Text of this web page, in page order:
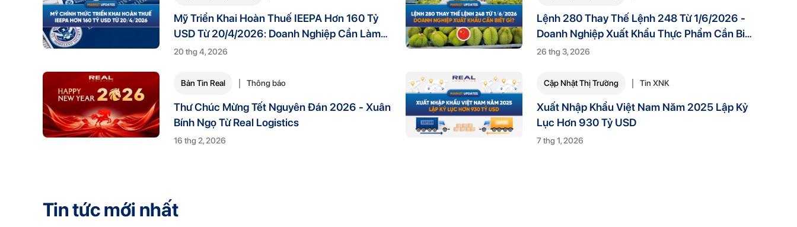
Mỹ Triển Khai Hoàn Thuế IEEPA Hơn 160 Tỷ
USD Từ 20/4/2026: Doanh Nghiệp Cần Làm
Gì?
20 thg 4, 2026
Lệnh 280 Thay Thế Lệnh 248 Từ 1/6/2026 -
Doanh Nghiệp Xuất Khẩu Thực Phẩm Cần Biết
Gì?
26 thg 3, 2026
Bản Tin Real Thông báo
Thư Chúc Mừng Tết Nguyên Đán 2026 - Xuân
Bính Ngọ Từ Real Logistics
16 thg 2, 2026
Cập Nhật Thị Trường Tin XNK
Xuất Nhập Khẩu Việt Nam Năm 2025 Lập Kỷ
Lục Hơn 930 Tỷ USD
7 thg 1, 2026
Tin tức mới nhất